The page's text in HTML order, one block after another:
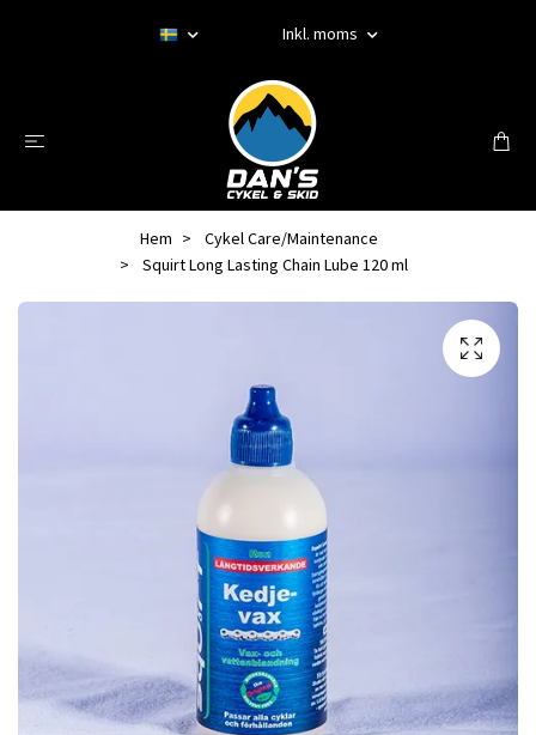
Inkl. moms
Hem
Cykel Care/Maintenance
Squirt Long Lasting Chain Lube 120 ml